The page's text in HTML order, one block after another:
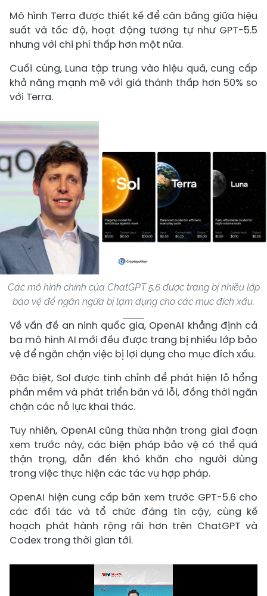
Mô hình Terra được thiết kế để cân bằng giữa hiệu
suất và tốc độ, hoạt động tương tự như GPT-5.5
nhưng với chi phí thấp hơn một nửa.
Cuối cùng, Luna tập trung vào hiệu quả, cung cấp
khả năng mạnh mẽ với giá thành thấp hơn 50% so
với Terra.
Các mô hình chính của ChatGPT 5.6 được trang bị nhiều lớp
bảo vệ để ngăn ngừa bị lạm dụng cho các mục đích xấu.
Về vấn đề an ninh quốc gia, OpenAI khẳng định cả
ba mô hình AI mới đều được trang bị nhiều lớp bảo
vệ để ngăn chặn việc bị lợi dụng cho mục đích xấu.
Đặc biệt, Sol được tinh chỉnh để phát hiện lỗ hổng
phần mềm và phát triển bản vá lỗi, đồng thời ngăn
chặn các nỗ lực khai thác.
Tuy nhiên, OpenAI cũng thừa nhận trong giai đoạn
xem trước này, các biện pháp bảo vệ có thể quá
thận trọng, dẫn đến khó khăn cho người dùng
trong việc thực hiện các tác vụ hợp pháp.
OpenAI hiện cung cấp bản xem trước GPT-5.6 cho
các đối tác và tổ chức đáng tin cậy, cùng kế
hoạch phát hành rộng rãi hơn trên ChatGPT và
Codex trong thời gian tới.